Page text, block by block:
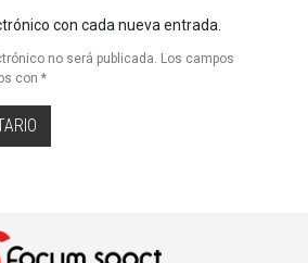
con cada nueva entrada.
no será publicada. Los campos
con *